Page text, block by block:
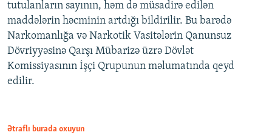
tutulanların sayının, həm də müsadirə edilən
maddələrin həcminin artdığı bildirilir. Bu barədə
Narkomanlığa və Narkotik Vasitələrin Qanunsuz
Dövriyyəsinə Qarşı Mübarizə üzrə Dövlət
Komissiyasının İşçi Qrupunun məlumatında qeyd
edilir.
Ətraflı burada oxuyun